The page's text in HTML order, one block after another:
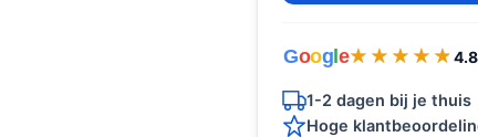
Google★★★★★
★★★★★ 4.8
1-2 dagen bij je thuis
Hoge